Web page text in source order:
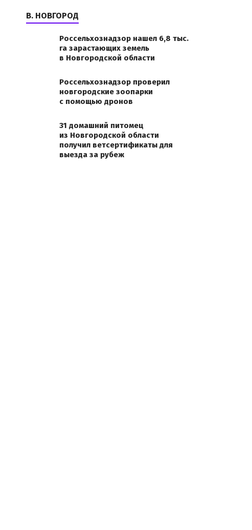
В. НОВГОРОД
Россельхознадзор нашел 6,8 тыс.
га зарастающих земель
в Новгородской области
Россельхознадзор проверил
новгородские зоопарки
с помощью дронов
31 домашний питомец
из Новгородской области
получил ветсертификаты для
выезда за рубеж